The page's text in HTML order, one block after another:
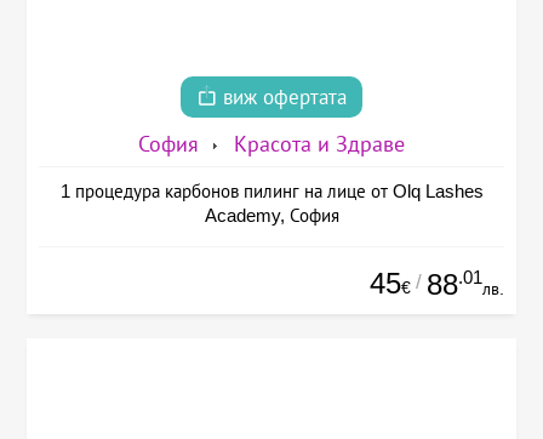
виж офертата
София Красота и Здраве
1 процедура карбонов пилинг на лице от Olq Lashes
Academy, София
45€ / 88.01
лв.